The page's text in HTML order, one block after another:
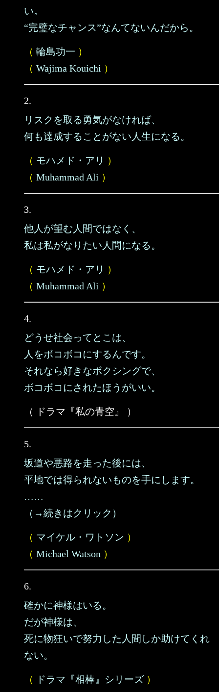
い。
“完璧なチャンス”なんてないんだから。
（ 輪島功一 ）
（ Wajima Kouichi ）
2.
リスクを取る勇気がなければ、
何も達成することがない人生になる。
（ モハメド・アリ ）
（ Muhammad Ali ）
3.
他人が望む人間ではなく、
私は私がなりたい人間になる。
（ モハメド・アリ ）
（ Muhammad Ali ）
4.
どうせ社会ってとこは、
人をボコボコにするんです。
それなら好きなボクシングで、
ボコボコにされたほうがいい。
（ ドラマ『私の青空』 ）
5.
坂道や悪路を走った後には、
平地では得られないものを手にします。
……
（→続きはクリック）
（ マイケル・ワトソン ）
（ Michael Watson ）
6.
確かに神様はいる。
だが神様は、
死に物狂いで努力した人間しか助けてくれ
ない。
（ ドラマ『相棒』シリーズ ）